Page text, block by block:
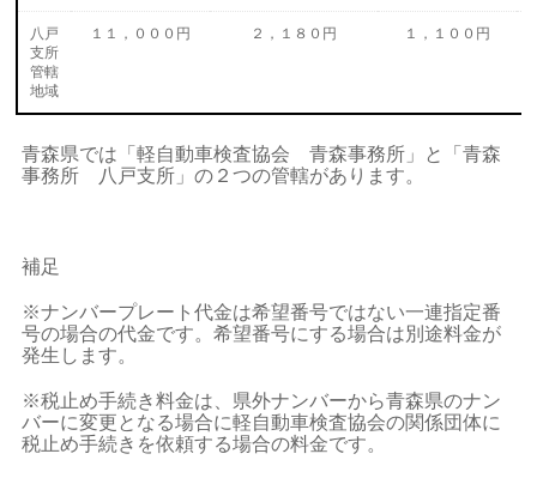
八戸
支所
管轄
地域
１１，０００円 ２，１８０円 １，１００円
青森県では「軽自動車検査協会 青森事務所」と「青森
事務所 八戸支所」の２つの管轄があります。
補足
※ナンバープレート代金は希望番号ではない一連指定番
号の場合の代金です。希望番号にする場合は別途料金が
発生します。
※税止め手続き料金は、県外ナンバーから青森県のナン
バーに変更となる場合に軽自動車検査協会の関係団体に
税止め手続きを依頼する場合の料金です。